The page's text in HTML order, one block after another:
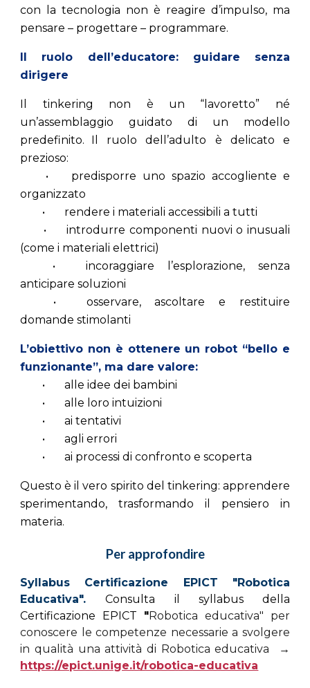
con la tecnologia non è reagire d’impulso, ma
pensare – progettare – programmare.
Il ruolo dell’educatore: guidare senza
dirigere
Il tinkering non è un “lavoretto” né
un’assemblaggio guidato di un modello
predefinito. Il ruolo dell’adulto è delicato e
prezioso:
•
predisporre uno spazio accogliente e
organizzato
•
rendere i materiali accessibili a tutti
•
introdurre componenti nuovi o inusuali
(come i materiali elettrici)
•
incoraggiare l’esplorazione, senza
anticipare soluzioni
•
osservare, ascoltare e restituire
domande stimolanti
L’obiettivo non è ottenere un robot “bello e
funzionante”, ma dare valore:
•
alle idee dei bambini
•
alle loro intuizioni
•
ai tentativi
•
agli errori
•
ai processi di confronto e scoperta
Questo è il vero spirito del tinkering: apprendere
sperimentando, trasformando il pensiero in
materia.
Per approfondire
Syllabus Certificazione EPICT "Robotica
Educativa".
Consulta il syllabus della
Certificazione EPICT
"Robotica educativa" per
conoscere le competenze necessarie a svolgere
in qualità una attività di Robotica educativa →
https://epict.unige.it/robotica-educativa